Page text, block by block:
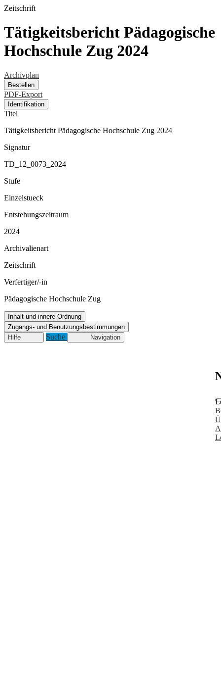
Zeitschrift
Tätigkeitsbericht Pädagogische
Hochschule Zug 2024
Archivplan
Bestellen
PDF-Export
Identifikation
Titel
Tätigkeitsbericht Pädagogische Hochschule Zug 2024
Signatur
TD_12_0073_2024
Stufe
Einzelstueck
Entstehungszeitraum
2024
Archivalienart
Zeitschrift
Verfertiger/-in
Pädagogische Hochschule Zug
Inhalt und innere Ordnung
Zugangs- und Benutzungsbestimmungen
Hilfe
Suche Navigation